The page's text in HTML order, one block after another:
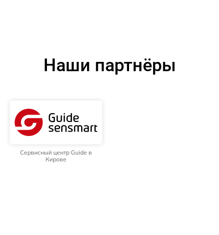
Наши партнёры
Сервисный центр Guide в
Кирове